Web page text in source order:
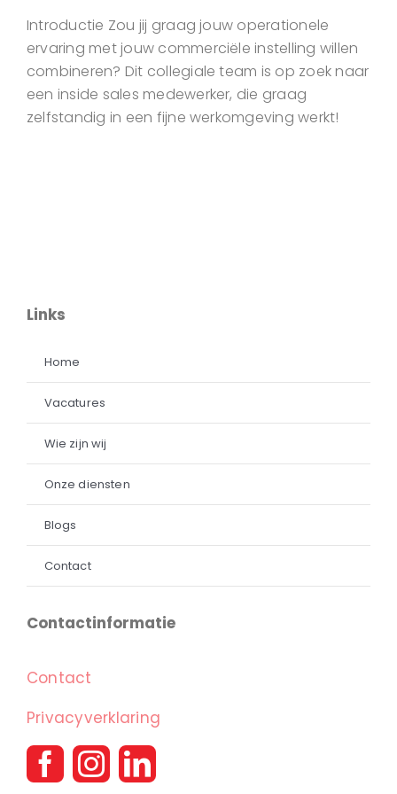
Introductie Zou jij graag jouw operationele
ervaring met jouw commerciële instelling willen
combineren? Dit collegiale team is op zoek naar
een inside sales medewerker, die graag
zelfstandig in een fijne werkomgeving werkt!
Links
Home
Vacatures
Wie zijn wij
Onze diensten
Blogs
Contact
Contactinformatie
Contact
Privacyverklaring